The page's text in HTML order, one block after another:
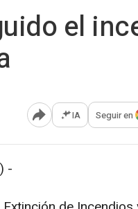
el
Abrir opciones para
IA Seguir en
-